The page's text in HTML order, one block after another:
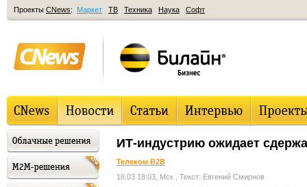
Проекты CNews: Маркет ТВ Техника Наука Софт
ИТ-индустрию ожидает
Телеком B2B
18.03 18:03, Мск , Текст: Евгений Смирнов